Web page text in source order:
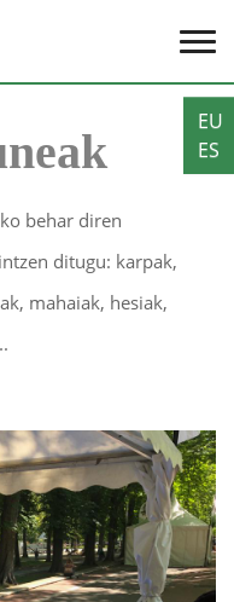
EU
ES
behar diren
ditugu: karpak,
mahaiak, hesiak,